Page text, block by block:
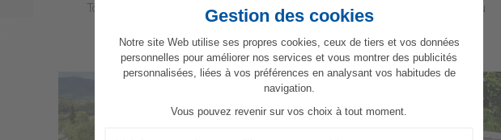
Tovaglia Silhouettes Hansi Verde
Tovaglia Silhouettes Hansi Blu